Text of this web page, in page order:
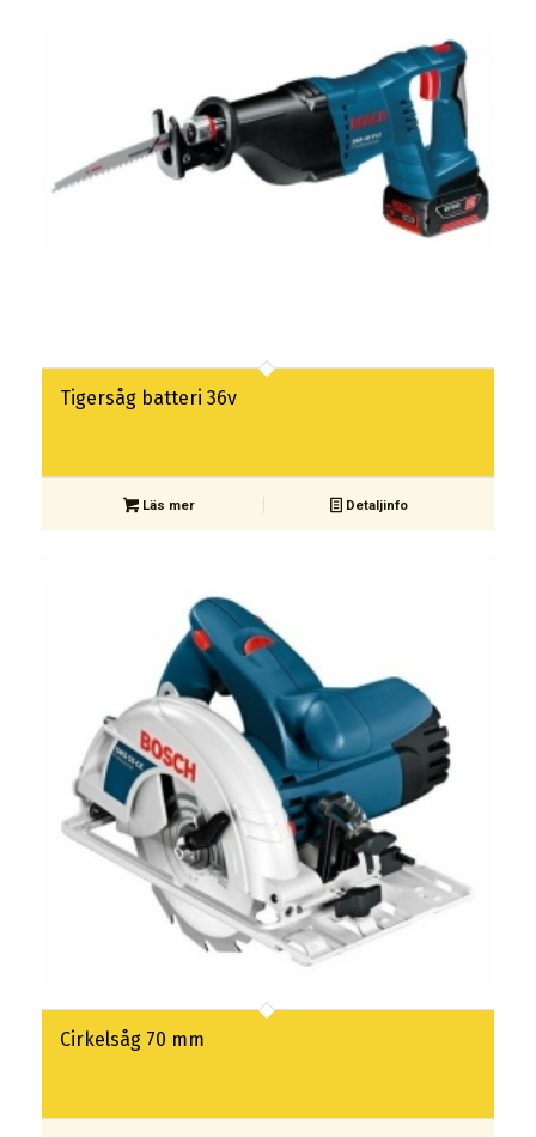
Tigersåg batteri 36v
Läs mer Detaljinfo
Cirkelsåg 70 mm